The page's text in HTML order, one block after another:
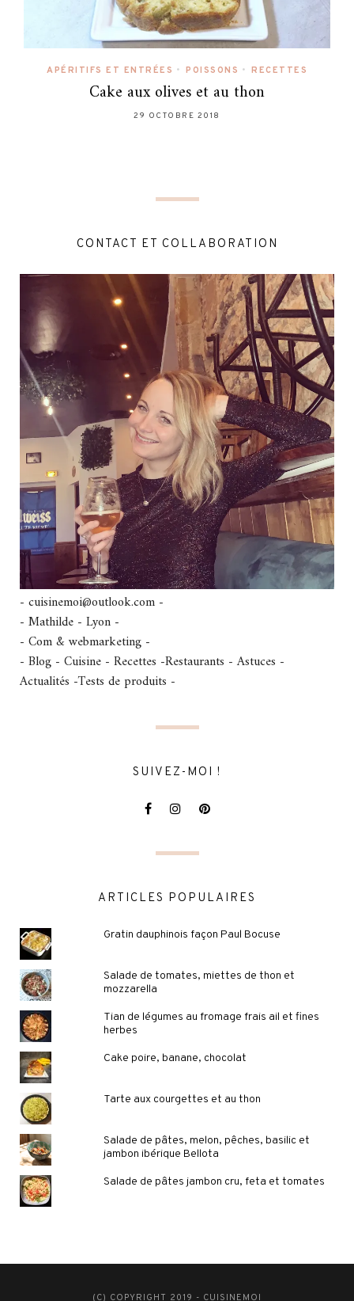
APÉRITIFS ET ENTRÉES • POISSONS • RECETTES
Cake aux olives et au thon
29 OCTOBRE 2018
CONTACT ET COLLABORATION
- cuisinemoi@outlook.com -
- Mathilde - Lyon -
- Com & webmarketing -
- Blog - Cuisine - Recettes -Restaurants - Astuces -
Actualités -Tests de produits -
SUIVEZ-MOI !
ARTICLES POPULAIRES
Gratin dauphinois façon Paul Bocuse
Salade de tomates, miettes de thon et
mozzarella
Tian de légumes au fromage frais ail et fines
herbes
Cake poire, banane, chocolat
Tarte aux courgettes et au thon
Salade de pâtes, melon, pêches, basilic et
jambon ibérique Bellota
Salade de pâtes jambon cru, feta et tomates
(C) COPYRIGHT 2019 - CUISINEMOI